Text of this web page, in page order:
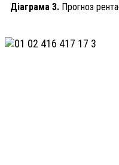
Діаграма 3. Прогноз